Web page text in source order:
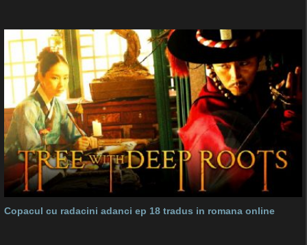
Copacul cu radacini adanci ep 18 tradus in romana online